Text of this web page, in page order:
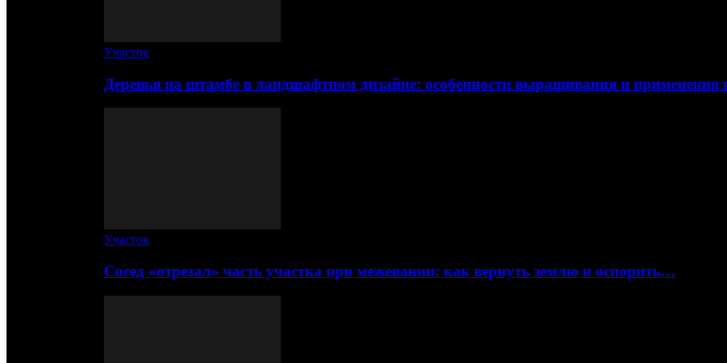
Участок
Деревья на штамбе в ландшафтном дизайне: особенности выращивания и
Участок
Сосед «отрезал» часть участка при межевании: как вернуть землю и оспорить…